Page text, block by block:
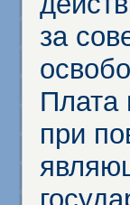
за
Плата
при